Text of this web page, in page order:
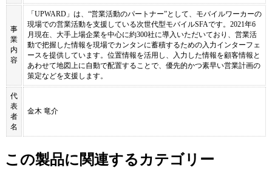
事
業
内
容
「UPWARD」は、“営業活動のパートナー”として、モバイルワーカーの
現場での営業活動を支援している次世代型モバイルSFAです。2021年6
月現在、大手上場企業を中心に約300社に導入いただいており、営業活
動で把握した情報を現場でカンタンに蓄積するための入力インターフェ
ースを提供しています。位置情報を活用し、入力した情報を顧客情報と
あわせて地図上に自動で配置することで、優先的かつ素早い営業計画の
策定などを支援します。
代
表
者
名
金木 竜介
この製品に関連するカテゴリー